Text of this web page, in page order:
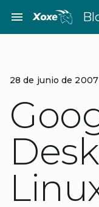
contenido
menu
28 de junio de 2007